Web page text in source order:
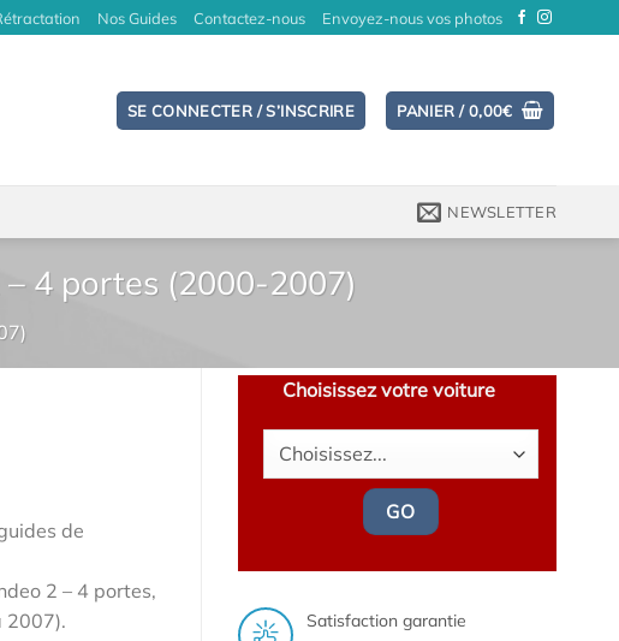
Nos Guides Contactez-nous Envoyez-nous vos photos
SE CONNECTER / S’INSCRIRE PANIER /0,00€
NEWSLETTER
4 portes (2000-2007)
Choisissez votre voiture
GO
Satisfaction garantie
de
2 – 4 portes,
2007).